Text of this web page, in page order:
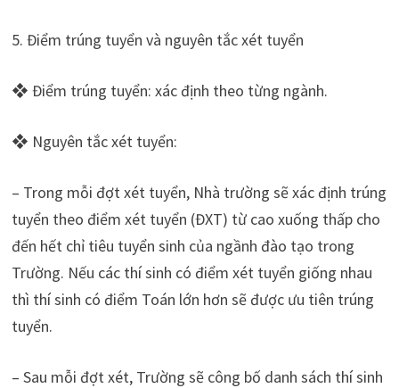
5. Điểm trúng tuyển và nguyên tắc xét tuyển
❖ Điểm trúng tuyển: xác định theo từng ngành.
❖ Nguyên tắc xét tuyển:
– Trong mỗi đợt xét tuyển, Nhà trường sẽ xác định trúng
tuyển theo điểm xét tuyển (ĐXT) từ cao xuống thấp cho
đến hết chỉ tiêu tuyển sinh của ngầnh đào tạo trong
Trường. Nếu các thí sinh có điểm xét tuyển giống nhau
thì thí sinh có điểm Toán lớn hơn sẽ được ưu tiên trúng
tuyển.
– Sau mỗi đợt xét, Trường sẽ công bố danh sách thí sinh